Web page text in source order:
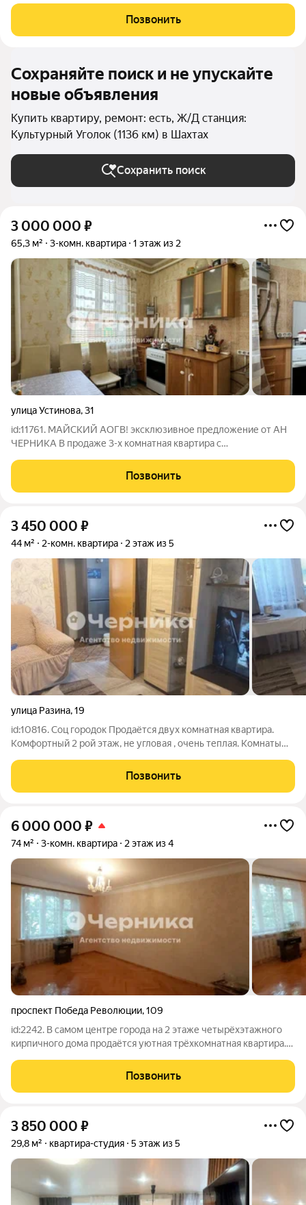
квартира обладает особым комфортом и практичностью. В
квартире остается вся мебель и
Позвонить
Сохраняйте поиск и не упускайте
новые объявления
Купить квартиру, ремонт: есть, Ж/Д станция:
Культурный Уголок (1136 км) в Шахтах
Сохранить поиск
3 000 000 ₽
65,3 м² 3-комн. квартира 1 этаж из 2
улица Устинова,31
id:11761. МАЙСКИЙ АОГВ! эксклюзивное предложение от АН
ЧЕРНИКА В продаже 3-х комнатная квартира с
м на первом этаже двухэтажного дома. Дом кирпичный, на
высоком цоколе 1961 года постройки. Квартира
Позвонить
3 450 000 ₽
44 м² 2-комн. квартира 2 этаж из 5
улица Разина,19
id:10816. Соц городок Продаётся двух комнатная квартира.
Комфортный 2 рой этаж, не угловая , очень теплая. Комнаты
Отопление ТЭЦ, горячая вода - газовая колонка. Сан узел
совмещён. Металлопластиковые
Позвонить
6 000 000 ₽
74 м² 3-комн. квартира 2 этаж из 4
проспект Победа Революции,109
id:2242. В самом центре города на 2 этаже четырёхэтажного
кирпичного дома продаётся уютная трёхкомнатная квартира.
потолков -3м! Кирпичные стены дома, построенного в стиле
сталинской эпохи,
Позвонить
3 850 000 ₽
29,8 м² квартира-студия 5 этаж из 5